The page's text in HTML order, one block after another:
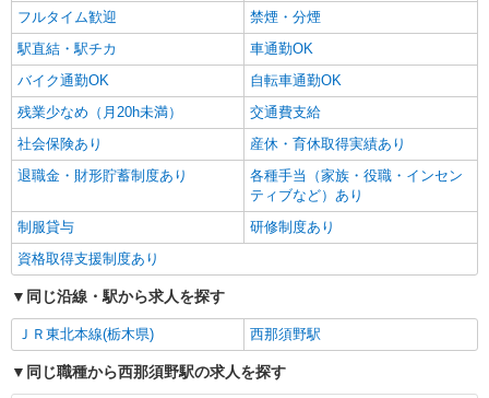
フルタイム歓迎
禁煙・分煙
駅直結・駅チカ
車通勤OK
バイク通勤OK
自転車通勤OK
残業少なめ（月20h未満）
交通費支給
社会保険あり
産休・育休取得実績あり
退職金・財形貯蓄制度あり
各種手当（家族・役職・インセン
ティブなど）あり
制服貸与
研修制度あり
資格取得支援制度あり
同じ沿線・駅から求人を探す
ＪＲ東北本線(栃木県) 西那須野駅
同じ職種から西那須野駅の求人を探す